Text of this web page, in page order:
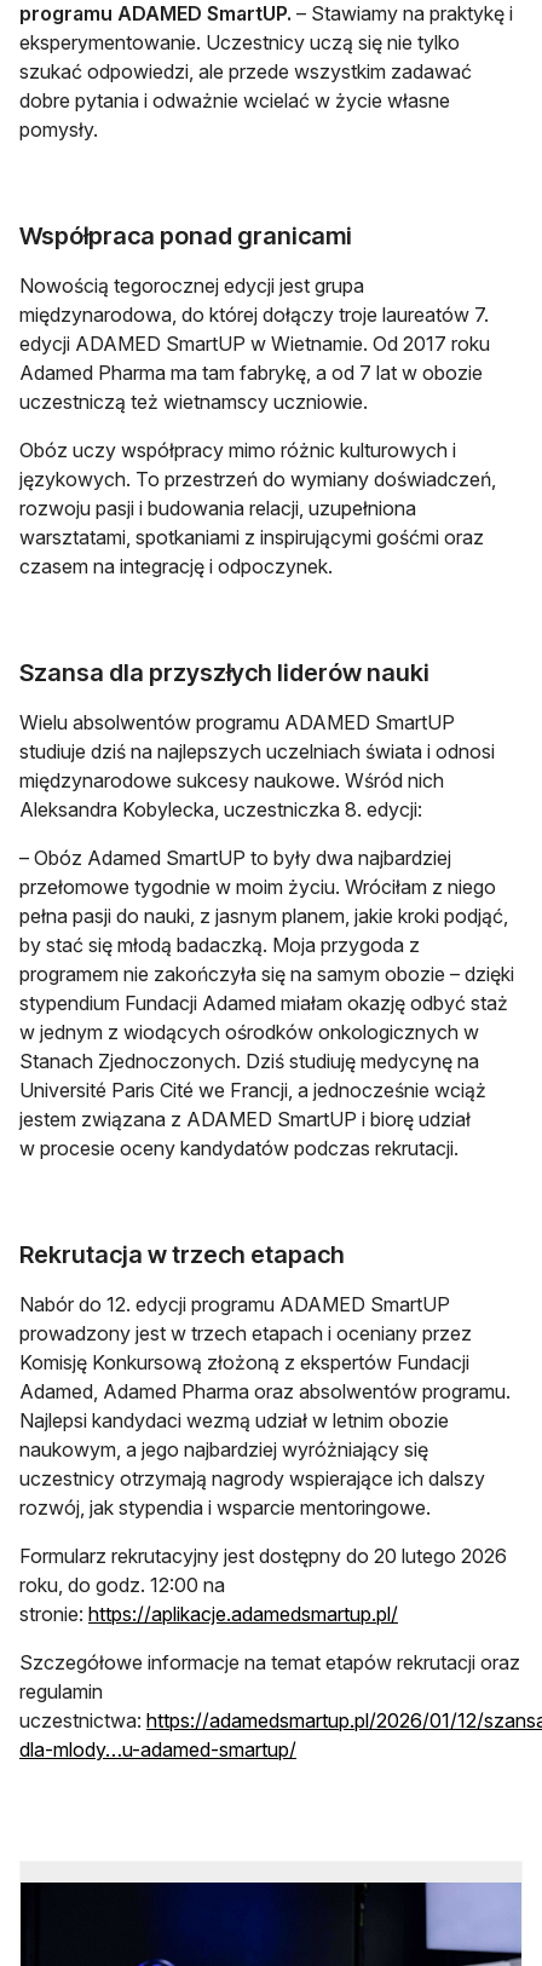
programu ADAMED SmartUP. – Stawiamy na praktykę i
eksperymentowanie. Uczestnicy uczą się nie tylko
szukać odpowiedzi, ale przede wszystkim zadawać
dobre pytania i odważnie wcielać w życie własne
pomysły.
Współpraca ponad granicami
Nowością tegorocznej edycji jest grupa
międzynarodowa, do której dołączy troje laureatów 7.
edycji ADAMED SmartUP w Wietnamie. Od 2017 roku
Adamed Pharma ma tam fabrykę, a od 7 lat w obozie
uczestniczą też wietnamscy uczniowie.
Obóz uczy współpracy mimo różnic kulturowych i
językowych. To przestrzeń do wymiany doświadczeń,
rozwoju pasji i budowania relacji, uzupełniona
warsztatami, spotkaniami z inspirującymi gośćmi oraz
czasem na integrację i odpoczynek.
Szansa dla przyszłych liderów nauki
Wielu absolwentów programu ADAMED SmartUP
studiuje dziś na najlepszych uczelniach świata i odnosi
międzynarodowe sukcesy naukowe. Wśród nich
Aleksandra Kobylecka, uczestniczka 8. edycji:
– Obóz Adamed SmartUP to były dwa najbardziej
przełomowe tygodnie w moim życiu. Wróciłam z niego
pełna pasji do nauki, z jasnym planem, jakie kroki podjąć,
by stać się młodą badaczką. Moja przygoda z
programem nie zakończyła się na samym obozie – dzięki
stypendium Fundacji Adamed miałam okazję odbyć staż
w jednym z wiodących ośrodków onkologicznych w
Stanach Zjednoczonych. Dziś studiuję medycynę na
Université Paris Cité we Francji, a jednocześnie wciąż
jestem związana z ADAMED SmartUP i biorę udział
w procesie oceny kandydatów podczas rekrutacji.
Rekrutacja w trzech etapach
Nabór do 12. edycji programu ADAMED SmartUP
prowadzony jest w trzech etapach i oceniany przez
Komisję Konkursową złożoną z ekspertów Fundacji
Adamed, Adamed Pharma oraz absolwentów programu.
Najlepsi kandydaci wezmą udział w letnim obozie
naukowym, a jego najbardziej wyróżniający się
uczestnicy otrzymają nagrody wspierające ich dalszy
rozwój, jak stypendia i wsparcie mentoringowe.
Formularz rekrutacyjny jest dostępny do 20 lutego 2026
roku, do godz. 12:00 na
stronie: https://aplikacje.adamedsmartup.pl/otwiera się w
Szczegółowe informacje na temat etapów rekrutacji oraz
regulamin
uczestnictwa: https://adamedsmartup.pl/2026/01/12/
dla-mlody…u-adamed-smartup/otwiera się w nowej karcie